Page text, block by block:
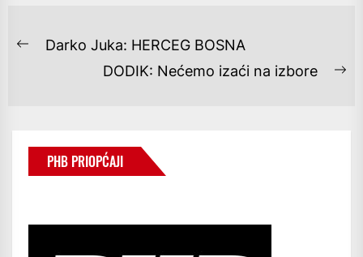
NAVIGACIJA
Previous
Darko Juka: HERCEG BOSNA
DODIK: Nećemo izaći na izbore
PHB PRIOPĆAJI